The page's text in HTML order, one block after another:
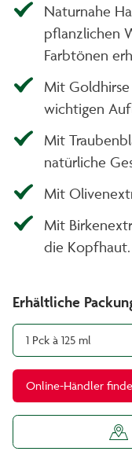
Naturnahe
pflanzlichen
Farbtönen
Mit Goldhirse
wichtigen
Mit
natürliche
Mit
Mit
die Kopfhaut.
Erhältliche
1 Pck à 125 ml
Online-Händler